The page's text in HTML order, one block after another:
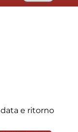
e ritorno